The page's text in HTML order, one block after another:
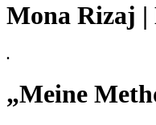
Mona Rizaj
.
„Meine